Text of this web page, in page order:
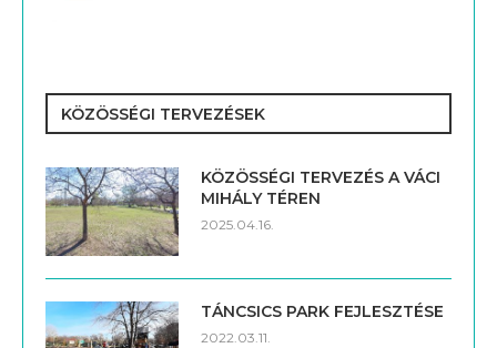
KÖZÖSSÉGI TERVEZÉSEK
KÖZÖSSÉGI TERVEZÉS A VÁCI
MIHÁLY TÉREN
2025.04.16.
TÁNCSICS PARK FEJLESZTÉSE
2022.03.11.